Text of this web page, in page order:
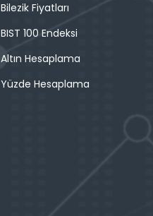
Bilezik Fiyatları
BIST 100 Endeksi
Altın Hesaplama
Yüzde Hesaplama